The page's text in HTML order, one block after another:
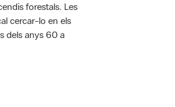
forestals. Les
cercar-lo en els
dels anys 60 a